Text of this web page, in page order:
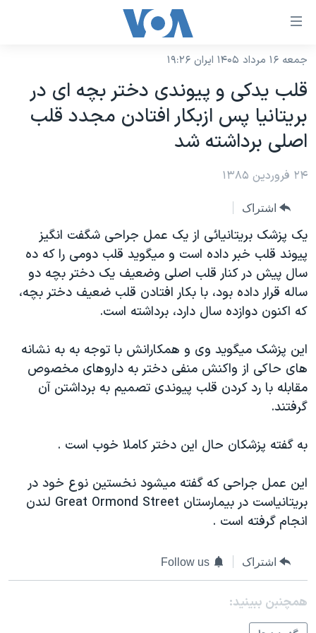
لینکهای
دسترسی
جهش
محتوای
اصلی
به
صفحه
جهش
به
جستجو
نسخه سبک وب‌سایت
موضوع ها
ایران
آمریکا
جهان
ورزشی
گزیده‌ها
ویژه برنامه‌ها
ویدیوها
حقوق شهروندی
اقتصادی
علم و فناوری
آرشیو پخش زنده
برنامه های تلویزیونی
جدول برنامه ها
صفحه‌های ویژه
جام جهانی ۲۰۲۶
عملیات خشم حماسی
۲۵۰سالگی آمریکا
بایگانی برنامه‌های تلویزیونی
انتخابات ریاست جمهوری آمریکا ۲۰۲۴
حمله جمهوری اسلامی به اسرائیل
رمز مهسا
مجموعه مستندهای دادخواهی
تریبونال مردمی آبان ۹۸
دادگاه حمید نوری
چهل سال گروگان‌گیری
قانون شفافیت دارائی کادر رهبری ایران
اعتراضات مردمی آبان ۹۸
فرکانس‌های صدای آمریکا
پخش رادیویی
یادگیری زبان انگلیسی
جمعه ۱۶ مرداد ۱۴۰۵ ایران ۱۹:۲۶
قلب يدکی و پيوندی دختر بچه ای در
بريتانيا پس ازبکار افتادن مجدد قلب
اصلی برداشته شد
۲۴ فروردین ۱۳۸۵
اشتراک
يک پزشک بريتانيائی از يک عمل جراحی شگفت انگيز
پيوند قلب خبر داده است و ميگويد قلب دومی را که ده
سال پيش در کنار قلب اصلی وضعيف يک دختر بچه دو
ساله قرار داده بود، با بکار افتادن قلب ضعيف دختر بچه،
که اکنون دوازده سال دارد، برداشته است.
اين پزشک ميگويد وی و همکارانش با توجه به به نشانه
های حاکی از واکنش منفی دختر به داروهای مخصوص
مقابله با رد کردن قلب پيوندی تصميم به برداشتن آن
گرفتند.
به گفته پزشکان حال اين دختر کاملا خوب است .
اين عمل جراحی که گفته ميشود نخستين نوع خود در
بريتانياست در بيمارستان Great Ormond Street لندن
انجام گرفته است .
اشتراک Follow us
همچنبن ببینید: